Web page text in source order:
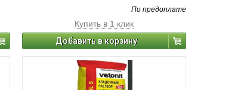
По предоплате
Купить в 1 клик
Добавить в корзину